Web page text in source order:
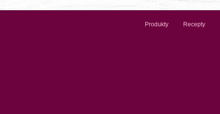
Produkty Recepty